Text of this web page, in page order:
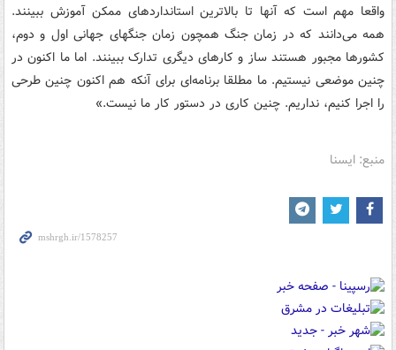
واقعا مهم است که آنها تا بالاترین استانداردهای ممکن آموزش ببینند.
همه می‌دانند که در زمان جنگ همچون زمان جنگهای جهانی اول و دوم،
کشورها مجبور هستند ساز و کارهای دیگری تدارک ببینند. اما ما اکنون در
چنین موضعی نیستیم. ما مطلقا برنامه‌ای برای آنکه هم اکنون چنین طرحی
را اجرا کنیم، نداریم. چنین کاری در دستور کار ما نیست.»
منبع: ایسنا